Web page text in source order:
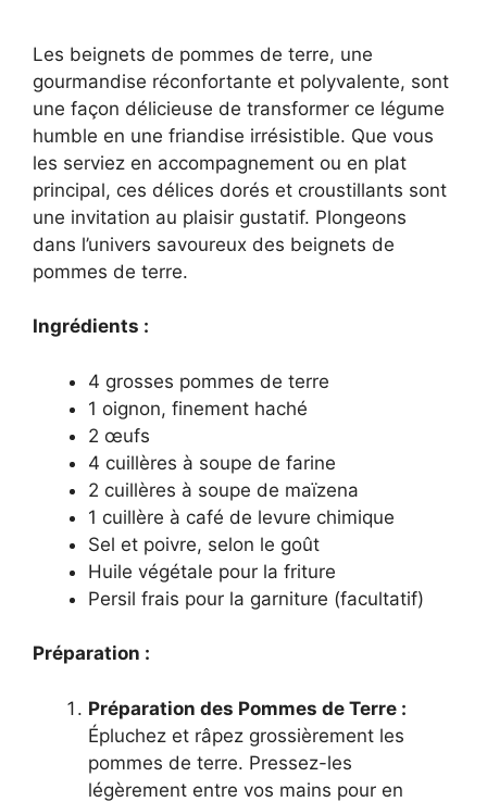
Les beignets de pommes de terre, une
gourmandise réconfortante et polyvalente, sont
une façon délicieuse de transformer ce légume
humble en une friandise irrésistible. Que vous
les serviez en accompagnement ou en plat
principal, ces délices dorés et croustillants sont
une invitation au plaisir gustatif. Plongeons
dans l’univers savoureux des beignets de
pommes de terre.
Ingrédients :
4 grosses pommes de terre
1 oignon, finement haché
2 œufs
4 cuillères à soupe de farine
2 cuillères à soupe de maïzena
1 cuillère à café de levure chimique
Sel et poivre, selon le goût
Huile végétale pour la friture
Persil frais pour la garniture (facultatif)
Préparation :
Préparation des Pommes de Terre :
Épluchez et râpez grossièrement les
pommes de terre. Pressez-les
légèrement entre vos mains pour en